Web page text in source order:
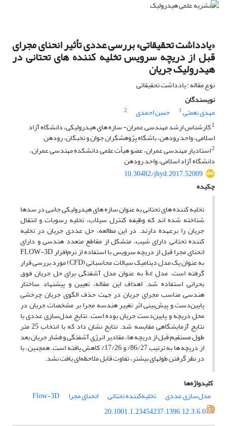
«یادداشت تحقیقاتی» بررسی عددی تأثیر انحنای مجرای
قبل از دریچه سرویس تخلیه کننده ‏های تحتانی در
هیدرولیک جریان
نوع مقاله : یادداشت تحقیقاتی
نویسندگان
مهدی نعمتی1 حسن احمدی
2
1کارشناس ارشد مهندسی عمران- سازه های هیدرولیکی، دانشگاه آزاد
اسلامی، واحد رودهن، باشگاه پژوهشگران جوان و نخبگان، رودهن
2استادیار مهندسی عمران، عضو هیأت علمی دانشکده مهندسی عمران،
دانشگاه آزاد اسلامی، واحد رودهن
10.30482/jhyd.2017.52009
چکیده
تخلیه کننده‏ های تحتانی به عنوان سازه ‏های هیدرولیکی جانبی در سدها
شناخته شده اند که وظیفه کنترل سیلاب، تخلیه رسوبات و انتقال
جریان را بر‏عهده دارند. در این مطالعه، حل عددی جریان در تخلیه‏
کننده تحتانی دارای شیب، متشکل از مقاطع متعدد هندسی و دارای
انحنای مجرا قبل از دریچه سرویس با استفاده از نرم‌افزار FLOW-3D
به عنوان یک مدل دینامیک سیالات محاسباتی (CFD) مورد بررسی قرار
گرفته است. مدل k–ε به عنوان مدل آشفتگی برای حل جریان فوق‏
بحرانی استفاده شد. اهداف این مقاله، تعیین و پیشنهاد ساختار
هندسی مناسب مجرای جریان در جهت حذف الگوی جریان چرخشی
پایین‌دست و پیش‌بینی اثر تغییر هندسه مجرا بر مشخصات جریان در
محل دریچه و پایین‌دست جریان بوده است. نتایج مدل‌سازی عددی با
نتایج آزمایشگاهی مقایسه شد. نتایج نشان داد که با انتخاب 25 متر
طول مستقیم قبل از دریچه‏ ها، مقادیر انرژی آشفتگی و فشار جریان بعد
از دریچه‏ ها به ترتیب 86/27% و 17/26% کاهش یافته است. همچنین، با
در نظر گرفتن طول‏های بیشتر، تفاوت قابل ملاحظه‌ای یافت نشد.
کلیدواژه‌ها
مدل‌سازی عددی
تخلیه‌کننده ‏تحتانی انحنای مجرا
Flow-3D
20.1001.1.23454237.1396.12.3.6.0